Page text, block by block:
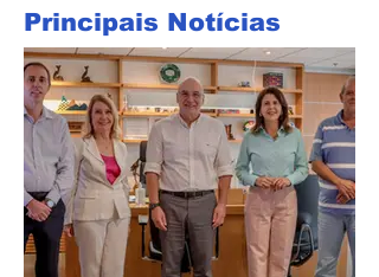
Principais Notícias